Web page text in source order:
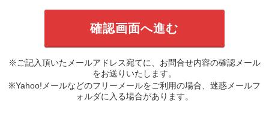
※ご記入頂いたメールアドレス宛てに、お問合せ内容の確認メール
をお送りいたします。
※Yahoo!メールなどのフリーメールをご利用の場合、迷惑メールフ
ォルダに入る場合があります。